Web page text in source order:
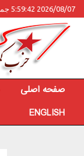
2026/08/07 5:59:42 جمعه
صفحه اصلی
ENGLISH